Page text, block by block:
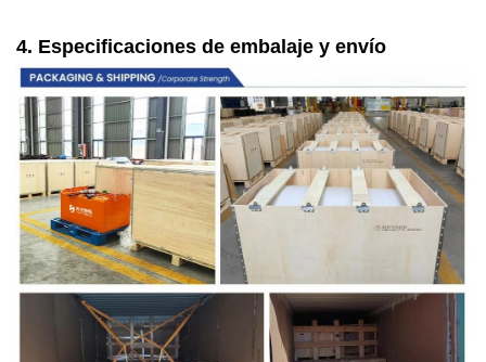
4. Especificaciones de embalaje y envío